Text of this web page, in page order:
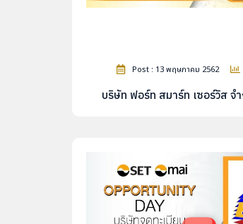
Post : 13 พฤษภาคม 2562
บริษัท ฟอร์ท สมาร์ท เซอร์วิส จ